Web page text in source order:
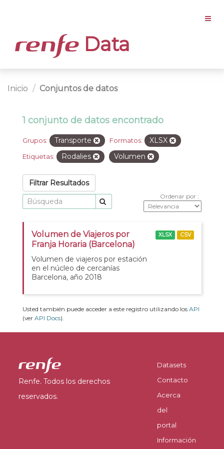
Data
Inicio Conjuntos de datos
1 conjunto de datos encontrado
Grupos: Transporte Formatos: XLSX
Etiquetas: Rodalies Volumen
Filtrar Resultados
Ordenar por
Volumen de Viajeros por
Franja Horaria (Barcelona)
Volumen de viajeros por estación
en el núcleo de cercanías
Barcelona, año 2018
XLSX CSV
Usted también puede acceder a este registro utilizando los API
(ver API Docs).
Renfe. Todos los derechos
reservados.
Datasets
Contacto
Acerca
del
portal
Información